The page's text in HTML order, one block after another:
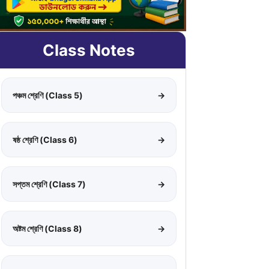
Class Notes
পঞ্চম শ্রেণি (Class 5) →
ষষ্ঠ শ্রেণি (Class 6) →
সপ্তম শ্রেণি (Class 7) →
অষ্টম শ্রেণি (Class 8) →